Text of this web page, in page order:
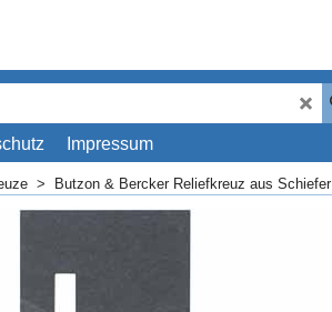
Impressum
> Butzon & Bercker Reliefkreuz aus Schiefer